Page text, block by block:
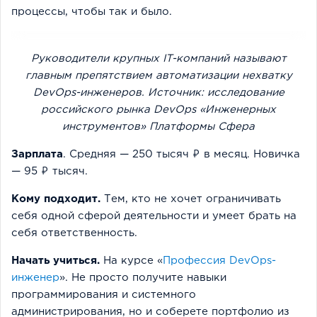
процессы, чтобы так и было.
Руководители крупных IT-компаний называют
главным препятствием автоматизации нехватку
DevOps-инженеров. Источник: исследование
российского рынка DevOps «Инженерных
инструментов» Платформы Сфера
Зарплата. Средняя — 250 тысяч ₽ в месяц. Новичка
— 95 ₽ тысяч.
Кому подходит. Тем, кто не хочет ограничивать
себя одной сферой деятельности и умеет брать на
себя ответственность.
Начать учиться. На курсе « Профессия DevOps-
инженер». Не просто получите навыки
программирования и системного
администрирования, но и соберете портфолио из